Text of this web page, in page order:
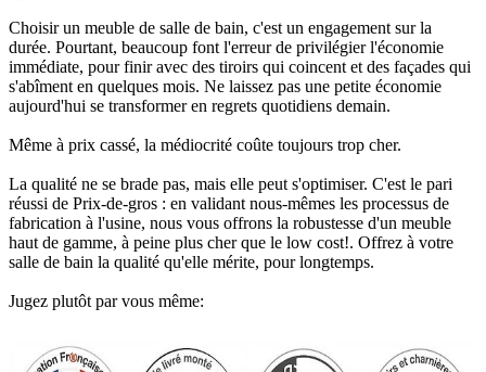
Choisir un meuble de salle de bain, c'est un engagement sur la
durée. Pourtant, beaucoup font l'erreur de privilégier l'économie
immédiate, pour finir avec des tiroirs qui coincent et des façades qui
s'abîment en quelques mois. Ne laissez pas une petite économie
aujourd'hui se transformer en regrets quotidiens demain.
Même à prix cassé, la médiocrité coûte toujours trop cher.
La qualité ne se brade pas, mais elle peut s'optimiser. C'est le pari
réussi de Prix-de-gros : en validant nous-mêmes les processus de
fabrication à l'usine, nous vous offrons la robustesse d'un meuble
haut de gamme, à peine plus cher que le low cost!. Offrez à votre
salle de bain la qualité qu'elle mérite, pour longtemps.
Jugez plutôt par vous même: